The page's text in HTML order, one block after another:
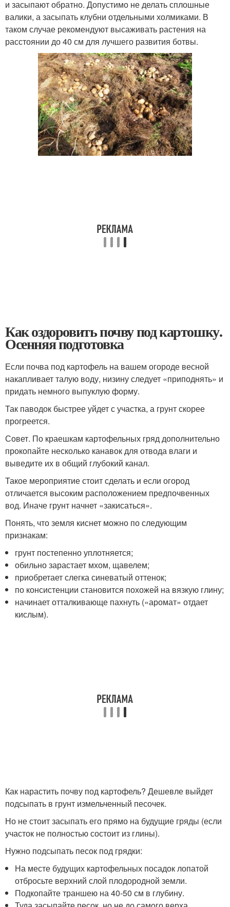
и засыпают обратно. Допустимо не делать сплошные
валики, а засыпать клубни отдельными холмиками. В
таком случае рекомендуют высаживать растения на
расстоянии до 40 см для лучшего развития ботвы.
Как оздоровить почву под картошку.
Осенняя подготовка
Если почва под картофель на вашем огороде весной
накапливает талую воду, низину следует «приподнять» и
придать немного выпуклую форму.
Так паводок быстрее уйдет с участка, а грунт скорее
прогреется.
Совет. По краешкам картофельных гряд дополнительно
прокопайте несколько канавок для отвода влаги и
выведите их в общий глубокий канал.
Такое мероприятие стоит сделать и если огород
отличается высоким расположением предпочвенных
вод. Иначе грунт начнет «закисаться».
Понять, что земля киснет можно по следующим
признакам:
грунт постепенно уплотняется;
обильно зарастает мхом, щавелем;
приобретает слегка синеватый оттенок;
по консистенции становится похожей на вязкую глину;
начинает отталкивающе пахнуть («аромат» отдает
кислым).
Как нарастить почву под картофель? Дешевле выйдет
подсыпать в грунт измельченный песочек.
Но не стоит засыпать его прямо на будущие гряды (если
участок не полностью состоит из глины).
Нужно подсыпать песок под грядки:
На месте будущих картофельных посадок лопатой
отбросьте верхний слой плодородной земли.
Подкопайте траншею на 40-50 см в глубину.